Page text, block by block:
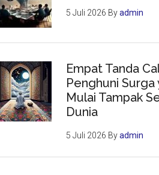
5 Juli 2026 Byadmin
Empat Tanda
Penghuni Surga
Mulai Tampak
Dunia
5 Juli 2026 Byadmin